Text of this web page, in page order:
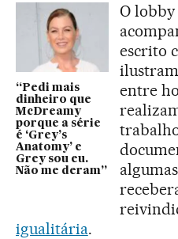
“Pedi mais
dinheiro que
McDreamy
porque a série
é ‘Grey’s
Anatomy’ e
Grey sou eu.
Não me deram”
O
escrito
entre
igualitária.